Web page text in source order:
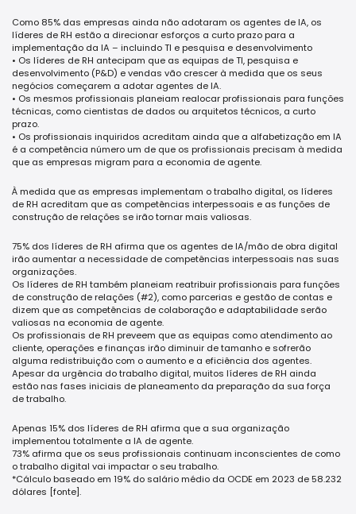
Como 85% das empresas ainda não adotaram os agentes de IA, os
líderes de RH estão a direcionar esforços a curto prazo para a
implementação da IA – incluindo TI e pesquisa e desenvolvimento
• Os líderes de RH antecipam que as equipas de TI, pesquisa e
desenvolvimento (P&D) e vendas vão crescer à medida que os seus
negócios começarem a adotar agentes de IA.
• Os mesmos profissionais planeiam realocar profissionais para funções
técnicas, como cientistas de dados ou arquitetos técnicos, a curto
prazo.
• Os profissionais inquiridos acreditam ainda que a alfabetização em IA
é a competência número um de que os profissionais precisam à medida
que as empresas migram para a economia de agente.
À medida que as empresas implementam o trabalho digital, os líderes
de RH acreditam que as competências interpessoais e as funções de
construção de relações se irão tornar mais valiosas.
75% dos líderes de RH afirma que os agentes de IA/mão de obra digital
irão aumentar a necessidade de competências interpessoais nas suas
organizações.
Os líderes de RH também planeiam reatribuir profissionais para funções
de construção de relações (#2), como parcerias e gestão de contas e
dizem que as competências de colaboração e adaptabilidade serão
valiosas na economia de agente.
Os profissionais de RH preveem que as equipas como atendimento ao
cliente, operações e finanças irão diminuir de tamanho e sofrerão
alguma redistribuição com o aumento e a eficiência dos agentes.
Apesar da urgência do trabalho digital, muitos líderes de RH ainda
estão nas fases iniciais de planeamento da preparação da sua força
de trabalho.
Apenas 15% dos líderes de RH afirma que a sua organização
implementou totalmente a IA de agente.
73% afirma que os seus profissionais continuam inconscientes de como
o trabalho digital vai impactar o seu trabalho.
*Cálculo baseado em 19% do salário médio da OCDE em 2023 de 58.232
dólares [fonte].